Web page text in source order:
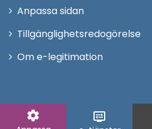
settings display_settings
Anpassa sidan
Tillgänglighetsredogörelse
Om e-legitimation